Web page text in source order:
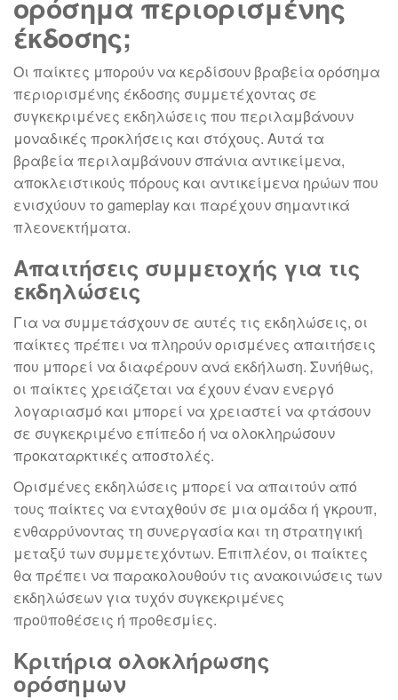
ορόσημα περιορισμένης
έκδοσης;
Οι παίκτες μπορούν να κερδίσουν βραβεία ορόσημα
περιορισμένης έκδοσης συμμετέχοντας σε
συγκεκριμένες εκδηλώσεις που περιλαμβάνουν
μοναδικές προκλήσεις και στόχους. Αυτά τα
βραβεία περιλαμβάνουν σπάνια αντικείμενα,
αποκλειστικούς πόρους και αντικείμενα ηρώων που
ενισχύουν το gameplay και παρέχουν σημαντικά
πλεονεκτήματα.
Απαιτήσεις συμμετοχής για τις
εκδηλώσεις
Για να συμμετάσχουν σε αυτές τις εκδηλώσεις, οι
παίκτες πρέπει να πληρούν ορισμένες απαιτήσεις
που μπορεί να διαφέρουν ανά εκδήλωση. Συνήθως,
οι παίκτες χρειάζεται να έχουν έναν ενεργό
λογαριασμό και μπορεί να χρειαστεί να φτάσουν
σε συγκεκριμένο επίπεδο ή να ολοκληρώσουν
προκαταρκτικές αποστολές.
Ορισμένες εκδηλώσεις μπορεί να απαιτούν από
τους παίκτες να ενταχθούν σε μια ομάδα ή γκρουπ,
ενθαρρύνοντας τη συνεργασία και τη στρατηγική
μεταξύ των συμμετεχόντων. Επιπλέον, οι παίκτες
θα πρέπει να παρακολουθούν τις ανακοινώσεις των
εκδηλώσεων για τυχόν συγκεκριμένες
προϋποθέσεις ή προθεσμίες.
Κριτήρια ολοκλήρωσης
ορόσημων